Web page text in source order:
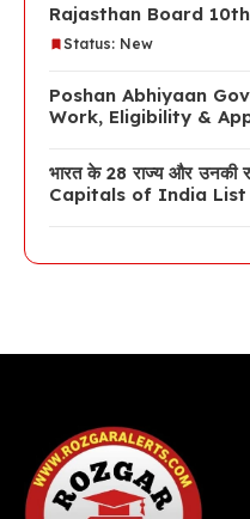
Rajasthan Board
Status: New
Poshan Abhiyaan
Work, Eligibility &
भारत के 28 राज्य और उनकी
Capitals of India List